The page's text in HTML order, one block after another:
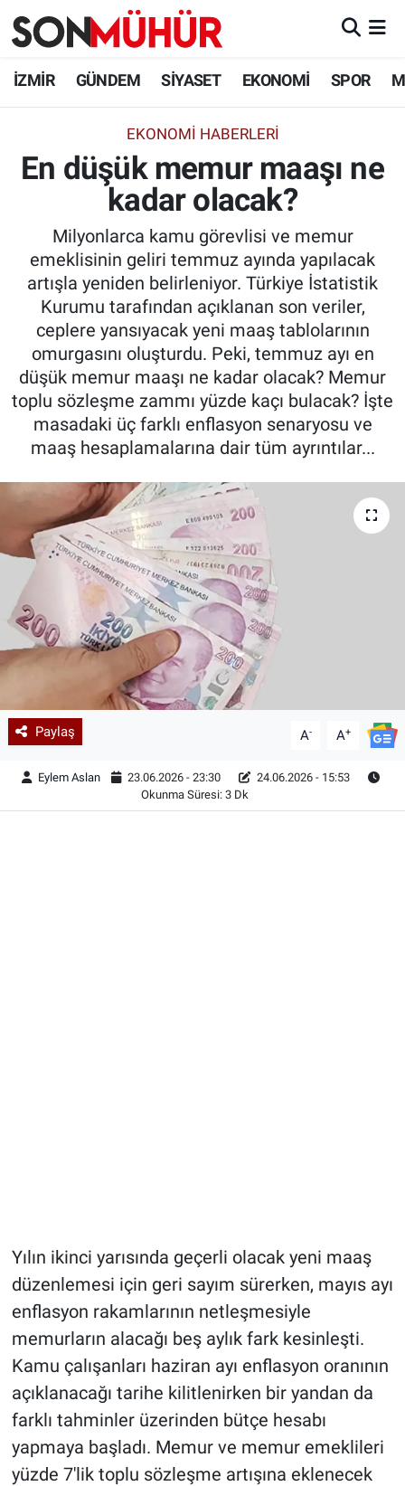
İZMİR GÜNDEM SİYASET EKONOMİ SPOR
EKONOMI HABERLERI
En düşük memur maaşı ne
kadar olacak?
Milyonlarca kamu görevlisi ve memur
emeklisinin geliri temmuz ayında yapılacak
artışla yeniden belirleniyor. Türkiye İstatistik
Kurumu tarafından açıklanan son veriler,
ceplere yansıyacak yeni maaş tablolarının
omurgasını oluşturdu. Peki, temmuz ayı en
düşük memur maaşı ne kadar olacak? Memur
toplu sözleşme zammı yüzde kaçı bulacak? İşte
masadaki üç farklı enflasyon senaryosu ve
maaş hesaplamalarına dair tüm ayrıntılar...
Paylaş A- A+
Eylem Aslan 23.06.2026 - 23:30
24.06.2026 - 15:53
Okunma Süresi: 3 Dk
Yılın ikinci yarısında geçerli olacak yeni maaş
düzenlemesi için geri sayım sürerken, mayıs ayı
enflasyon rakamlarının netleşmesiyle
memurların alacağı beş aylık fark kesinleşti.
Kamu çalışanları haziran ayı enflasyon oranının
açıklanacağı tarihe kilitlenirken bir yandan da
farklı tahminler üzerinden bütçe hesabı
yapmaya başladı. Memur ve memur emeklileri
yüzde 7'lik toplu sözleşme artışına eklenecek
İzmir Nöbetçi Eczaneler
İzmir Namaz Vakitleri
İzmir Trafik Yoğunluk Haritası
Süper Lig Puan Durumu ve Fikstür
Tüm Manşetler
Son Dakika Haberleri
Haber Arşivi